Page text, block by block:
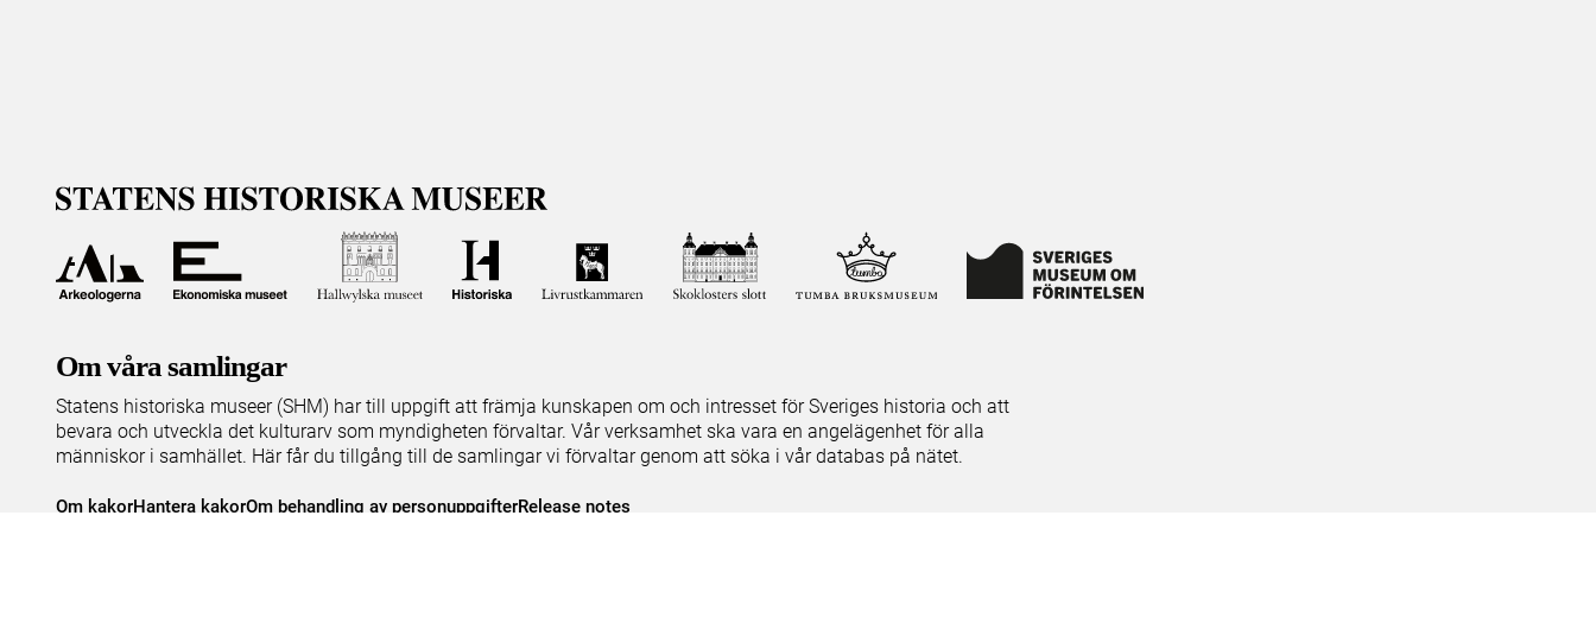
Om våra samlingar
Statens historiska museer (SHM) har till uppgift att främja kunskapen om och intresset för Sveriges historia och att
bevara och utveckla det kulturarv som myndigheten förvaltar. Vår verksamhet ska vara en angelägenhet för alla
människor i samhället. Här får du tillgång till de samlingar vi förvaltar genom att söka i vår databas på nätet.
Om kakorHantera kakorOm behandling av personuppgifterRelease notes